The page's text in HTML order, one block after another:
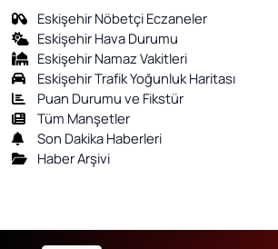
Eskişehir Nöbetçi Eczaneler
Eskişehir Hava Durumu
Eskişehir Namaz Vakitleri
Eskişehir Trafik Yoğunluk Haritası
Puan Durumu ve Fikstür
Tüm Manşetler
Son Dakika Haberleri
Haber Arşivi